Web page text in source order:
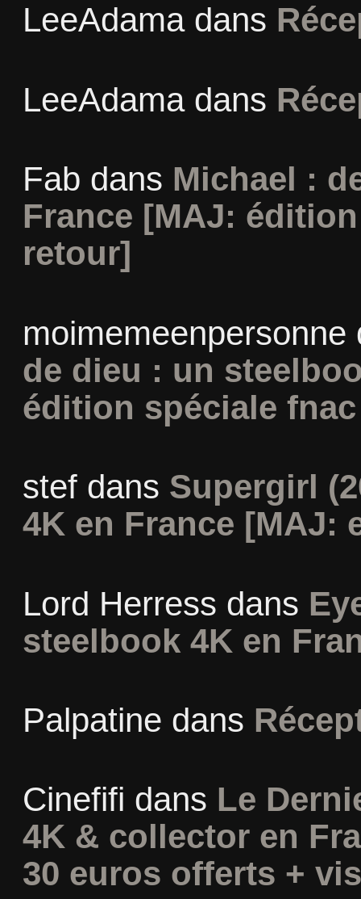
LeeAdamadans
LeeAdamadans
Fab dans Michael :
France [MAJ:
retour]
moimemeenpersonne
de dieu : un
édition spéciale
stefdans Supergirl
4K en France [MAJ:
Lord Herress dans
steelbook 4K en
Palpatine dans
Cinefifi dans Le
4K & collector en
30 euros offerts +